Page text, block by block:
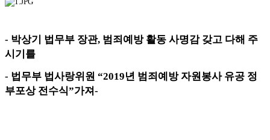
- 박상기 법무부 장관, 범죄예방 활동 사명감 갖고 다해 주
시기를
- 법무부 법사랑위원 “2019년 범죄예방 자원봉사 유공 정
부포상 전수식”가져-